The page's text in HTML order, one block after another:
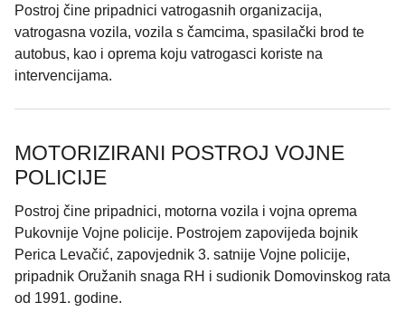
Postroj čine pripadnici vatrogasnih organizacija,
vatrogasna vozila, vozila s čamcima, spasilački brod te
autobus, kao i oprema koju vatrogasci koriste na
intervencijama.
MOTORIZIRANI POSTROJ VOJNE
POLICIJE
Postroj čine pripadnici, motorna vozila i vojna oprema
Pukovnije Vojne policije. Postrojem zapovijeda bojnik
Perica Levačić, zapovjednik 3. satnije Vojne policije,
pripadnik Oružanih snaga RH i sudionik Domovinskog rata
od 1991. godine.